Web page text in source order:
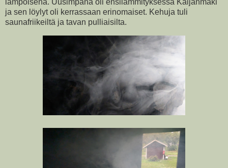
lämpöisenä. Uusimpana oli ensilämmityksessä Kaijanmäki
ja sen löylyt oli kerrassaan erinomaiset. Kehuja tuli
saunafriikeiltä ja tavan pulliaisilta.